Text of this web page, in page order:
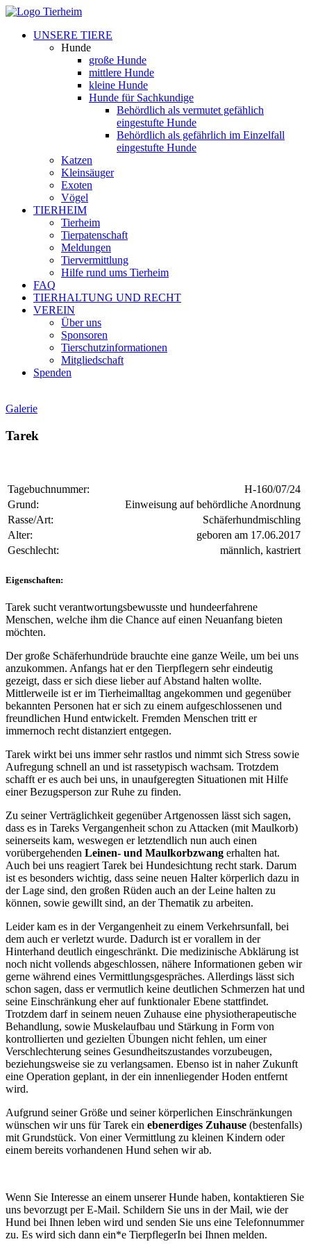
UNSERE TIERE
Hunde
große Hunde
mittlere Hunde
kleine Hunde
Hunde für Sachkundige
Behördlich als vermutet gefählich
eingestufte Hunde
Behördlich als gefährlich im Einzelfall
eingestufte Hunde
Katzen
Kleinsäuger
Exoten
Vögel
TIERHEIM
Tierheim
Tierpatenschaft
Meldungen
Tiervermittlung
Hilfe rund ums Tierheim
FAQ
TIERHALTUNG UND RECHT
VEREIN
Über uns
Sponsoren
Tierschutzinformationen
Mitgliedschaft
Spenden
Galerie
Tarek
Tagebuchnummer:
H-160/07/24
Grund:
Einweisung auf behördliche Anordnung
Rasse/Art:
Schäferhundmischling
Alter:
geboren am 17.06.2017
Geschlecht:
männlich, kastriert
Eigenschaften:
Tarek sucht verantwortungsbewusste und hundeerfahrene
Menschen, welche ihm die Chance auf einen Neuanfang bieten
möchten.
Der große Schäferhundrüde brauchte eine ganze Weile, um bei uns
anzukommen. Anfangs hat er den Tierpflegern sehr eindeutig
gezeigt, dass er sich diese lieber auf Abstand halten wollte.
Mittlerweile ist er im Tierheimalltag angekommen und gegenüber
bekannten Personen hat er sich zu einem aufgeschlossenen und
freundlichen Hund entwickelt. Fremden Menschen tritt er
immernoch recht distanziert entgegen.
Tarek wirkt bei uns immer sehr rastlos und nimmt sich Stress sowie
Aufregung schnell an und ist rassetypisch wachsam. Trotzdem
schafft er es auch bei uns, in unaufgeregten Situationen mit Hilfe
einer Bezugsperson zur Ruhe zu finden.
Zu seiner Verträglichkeit gegenüber Artgenossen lässt sich sagen,
dass es in Tareks Vergangenheit schon zu Attacken (mit Maulkorb)
seinerseits kam, weswegen er letztendlich nun auch einen
vorübergehenden Leinen- und Maulkorbzwang erhalten hat.
Auch bei uns reagiert Tarek bei Hundesichtung recht stark. Darum
ist es besonders wichtig, dass seine neuen Halter körperlich dazu in
der Lage sind, den großen Rüden auch an der Leine halten zu
können, sowie gewillt sind, an der Thematik zu arbeiten.
Leider kam es in der Vergangenheit zu einem Verkehrsunfall, bei
dem auch er verletzt wurde. Dadurch ist er vorallem in der
Hinterhand deutlich eingeschränkt. Die medizinische Abklärung ist
noch nicht vollends abgeschlossen, nähere Informationen geben wir
gerne während eines Vermittlungsgespräches. Allerdings lässt sich
schon sagen, dass er vermutlich keine deutlichen Schmerzen hat und
seine Einschränkung eher auf funktionaler Ebene stattfindet.
Trotzdem darf in seinem neuen Zuhause eine physiotherapeutische
Behandlung, sowie Muskelaufbau und Stärkung in Form von
kontrollierten und gezielten Übungen nicht fehlen, um einer
Verschlechterung seines Gesundheitszustandes vorzubeugen,
beziehungsweise sie zu verlangsamen. Ebenso ist in naher Zukunft
eine Operation geplant, in der ein innenliegender Hoden entfernt
wird.
Aufgrund seiner Größe und seiner körperlichen Einschränkungen
wünschen wir uns für Tarek ein ebenerdiges Zuhause (bestenfalls)
mit Grundstück. Von einer Vermittlung zu kleinen Kindern oder
einem bereits vorhandenen Hund sehen wir ab.
Wenn Sie Interesse an einem unserer Hunde haben, kontaktieren Sie
uns bevorzugt per E-Mail. Schildern Sie uns in der Mail, wie der
Hund bei Ihnen leben wird und senden Sie uns eine Telefonnummer
zu. Es wird sich dann ein*e TierpflegerIn bei Ihnen melden.